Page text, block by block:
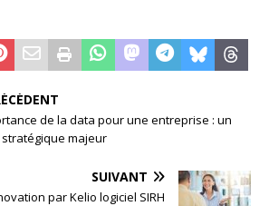
de la data pour une entreprise : un
majeur
SUIVANT
par Kelio logiciel SIRH